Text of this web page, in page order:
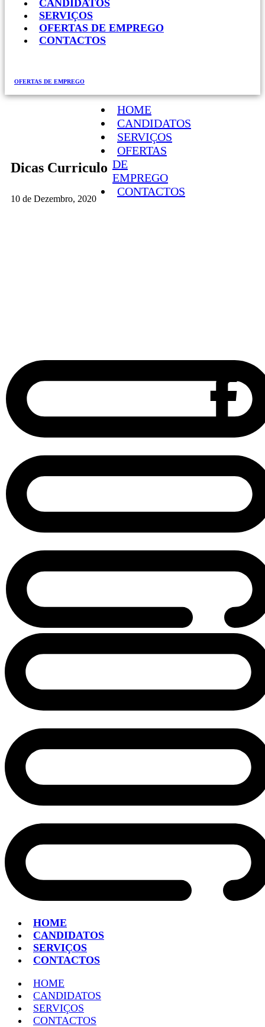
CANDIDATOS
SERVIÇOS
OFERTAS DE EMPREGO
CONTACTOS
HOME
CANDIDATOS
SERVIÇOS
OFERTAS
DE
EMPREGO
CONTACTOS
OFERTAS DE EMPREGO
Dicas Curriculo
10 de Dezembro, 2020
HOME
CANDIDATOS
SERVIÇOS
CONTACTOS
HOME
CANDIDATOS
SERVIÇOS
CONTACTOS